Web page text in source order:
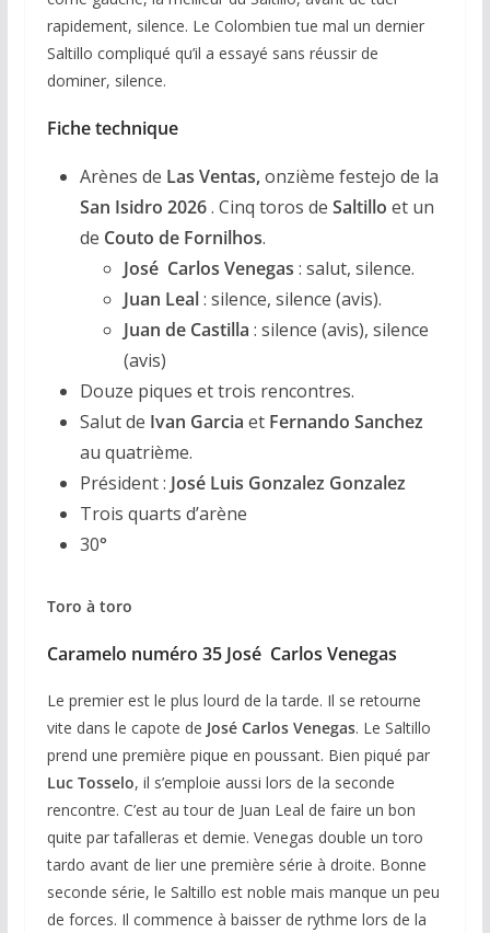
rapidement, silence. Le Colombien tue mal un dernier
Saltillo compliqué qu’il a essayé sans réussir de
dominer, silence.
Fiche technique
Arènes de Las Ventas,onzième festejo de la
San Isidro 2026. Cinq toros de Saltillo et un
de Couto de Fornilhos.
José Carlos Venegas : salut, silence.
Juan Leal: silence, silence (avis).
Juan de Castilla : silence (avis), silence
(avis)
Douze piques et trois rencontres.
Salut de Ivan Garcia et Fernando Sanchez
au quatrième.
Président : José Luis Gonzalez Gonzalez
Trois quarts d’arène
30°
Toro à toro
Caramelo numéro 35 José Carlos Venegas
Le premier est le plus lourd de la tarde. Il se retourne
vite dans le capote de José Carlos Venegas. Le Saltillo
prend une première pique en poussant. Bien piqué par
Luc Tosselo, il s’emploie aussi lors de la seconde
rencontre. C’est au tour de Juan Leal de faire un bon
quite par tafalleras et demie. Venegas double un toro
tardo avant de lier une première série à droite. Bonne
seconde série, le Saltillo est noble mais manque un peu
de forces. Il commence à baisser de rythme lors de la